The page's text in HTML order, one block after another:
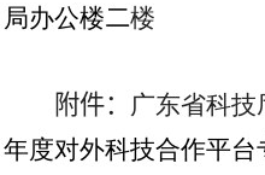
局办公楼二楼
附件： 广东省科技
年度对外科技合作平台